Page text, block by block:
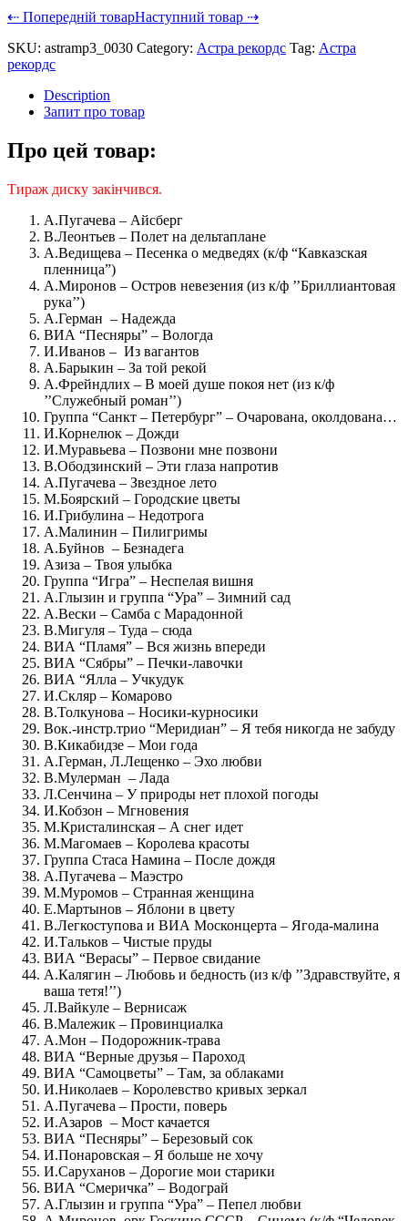
⇠ Попередній товарНаступний товар ⇢
SKU: astramp3_0030 Category: Астра рекордс Tag: Астра
рекордс
Description
Запит про товар
Про цей товар:
Тираж диску закінчився.
А.Пугачева – Айсберг
В.Леонтьев – Полет на дельтаплане
А.Ведищева – Песенка о медведях (к/ф “Кавказская
пленница”)
А.Миронов – Остров невезения (из к/ф ’’Бриллиантовая
рука’’)
А.Герман – Надежда
ВИА “Песняры” – Вологда
И.Иванов – Из вагантов
А.Барыкин – За той рекой
А.Фрейндлих – В моей душе покоя нет (из к/ф
’’Служебный роман’’)
Группа “Санкт – Петербург” – Очарована, околдована…
И.Корнелюк – Дожди
И.Муравьева – Позвони мне позвони
В.Ободзинский – Эти глаза напротив
А.Пугачева – Звездное лето
М.Боярский – Городские цветы
И.Грибулина – Недотрога
А.Малинин – Пилигримы
А.Буйнов – Безнадега
Азиза – Твоя улыбка
Группа “Игра” – Неспелая вишня
А.Глызин и группа “Ура” – Зимний сад
А.Вески – Самба с Марадонной
В.Мигуля – Туда – сюда
ВИА “Пламя” – Вся жизнь впереди
ВИА “Сябры” – Печки-лавочки
ВИА “Ялла – Учкудук
И.Скляр – Комарово
В.Толкунова – Носики-курносики
Вок.-инстр.трио “Меридиан” – Я тебя никогда не забуду
В.Кикабидзе – Мои года
А.Герман, Л.Лещенко – Эхо любви
В.Мулерман – Лада
Л.Сенчина – У природы нет плохой погоды
И.Кобзон – Мгновения
М.Кристалинская – А снег идет
М.Магомаев – Королева красоты
Группа Стаса Намина – После дождя
А.Пугачева – Маэстро
М.Муромов – Странная женщина
Е.Мартынов – Яблони в цвету
В.Легкоступова и ВИА Москонцерта – Ягода-малина
И.Тальков – Чистые пруды
ВИА “Верасы” – Первое свидание
А.Калягин – Любовь и бедность (из к/ф ’’Здравствуйте, я
ваша тетя!’’)
Л.Вайкуле – Вернисаж
В.Малежик – Провинциалка
А.Мон – Подорожник-трава
ВИА “Верные друзья – Пароход
ВИА “Самоцветы” – Там, за облаками
И.Николаев – Королевство кривых зеркал
А.Пугачева – Прости, поверь
И.Азаров – Мост качается
ВИА “Песняры” – Березовый сок
И.Понаровская – Я больше не хочу
И.Саруханов – Дорогие мои старики
ВИА “Смеричка” – Водограй
А.Глызин и группа “Ура” – Пепел любви